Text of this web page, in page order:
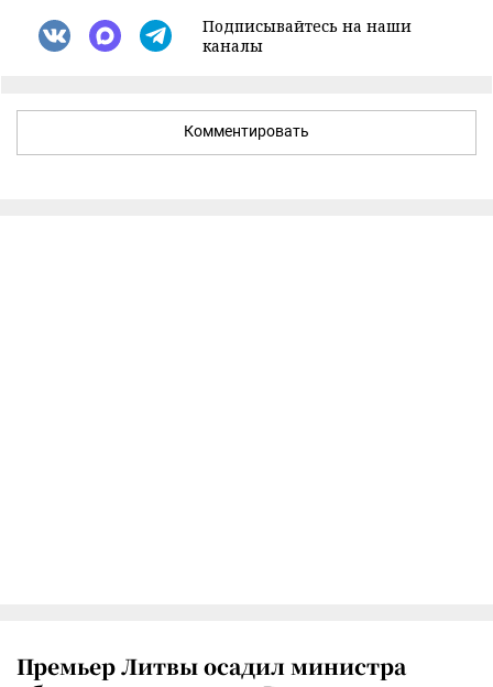
Подписывайтесь на наши
каналы
Комментировать
Премьер Литвы осадил министра